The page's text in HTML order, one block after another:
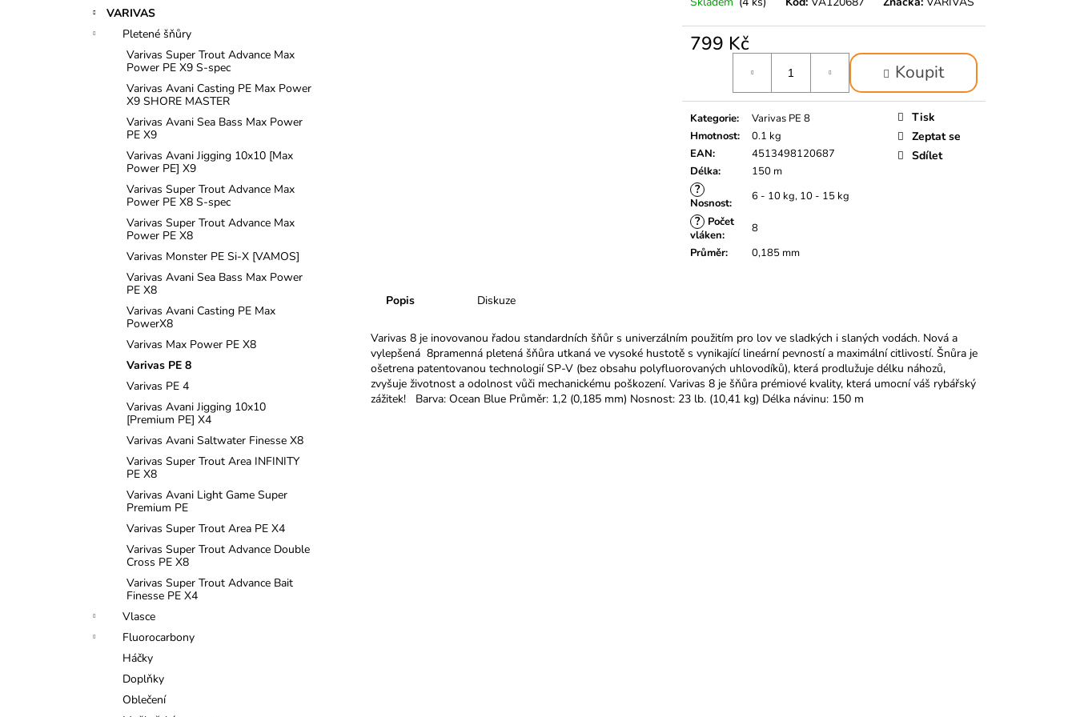
VARIVAS
Pletené šňůry
Varivas Super Trout Advance Max
Power PE X9 S-spec
Varivas Avani Casting PE Max Power
X9 SHORE MASTER
Varivas Avani Sea Bass Max Power
PE X9
Varivas Avani Jigging 10x10 [Max
Power PE] X9
Varivas Super Trout Advance Max
Power PE X8 S-spec
Varivas Super Trout Advance Max
Power PE X8
Varivas Monster PE Si-X [VAMOS]
Varivas Avani Sea Bass Max Power
PE X8
Varivas Avani Casting PE Max
PowerX8
Varivas Max Power PE X8
Varivas PE 8
Varivas PE 4
Varivas Avani Jigging 10x10
[Premium PE] X4
Varivas Avani Saltwater Finesse X8
Varivas Super Trout Area INFINITY
PE X8
Varivas Avani Light Game Super
Premium PE
Varivas Super Trout Area PE X4
Varivas Super Trout Advance Double
Cross PE X8
Varivas Super Trout Advance Bait
Finesse PE X4
Vlasce
Fluorocarbony
Háčky
Doplňky
Oblečení
799 Kč
Koupit
Kategorie:
Varivas PE 8
Hmotnost:
0.1 kg
EAN:
4513498120687
Délka: 150 m
?
Nosnost: 6 - 10 kg, 10 - 15 kg
?
Počet
vláken:
8
Průměr: 0,185 mm
Tisk
Zeptat se
Sdílet
Popis Diskuze
Varivas 8 je inovovanou řadou standardních šňůr s univerzálním použitím pro lov ve sladkých i slaných vodách. Nová a
vylepšená 8pramenná pletená šňůra utkaná ve vysoké hustotě s vynikající lineární pevností a maximální citlivostí. Šnůra je
ošetrena patentovanou technologií SP-V (bez obsahu polyfluorovaných uhlovodíků), která prodlužuje délku náhozů,
zvyšuje životnost a odolnost vůči mechanickému poškození. Varivas 8 je šňůra prémiové kvality, která umocní váš rybářský
zážitek! Barva: Ocean Blue Průměr: 1,2 (0,185 mm) Nosnost: 23 lb. (10,41 kg) Délka návinu: 150 m